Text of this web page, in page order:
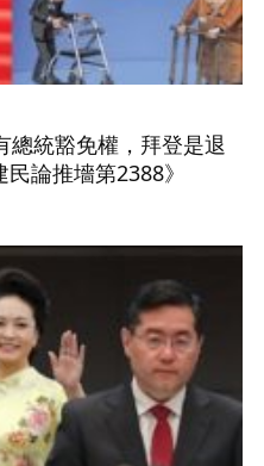
總統豁免權，拜登是退
論推墻第2388》